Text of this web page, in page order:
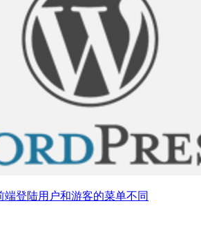
端登陆用户和游客的菜单不同